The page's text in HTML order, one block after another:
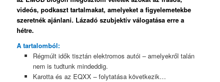
videós, podkaszt tartalmakat, amelyeket a figyelemetekbe
szeretnék ajánlani. Lázadó szubjektív válogatása erre a
hétre.
A tartalomból:
Régmúlt idők tisztán elektromos autói – amelyekről talán
nem is tudtunk mindeddig.
Karotta és az EQXX – folytatása következik…